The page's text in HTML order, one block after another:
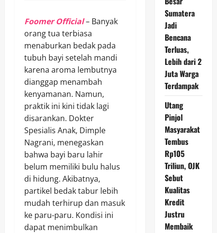
Foomer Official– Banyak
orang tua terbiasa
menaburkan bedak pada
tubuh bayi setelah mandi
karena aroma lembutnya
dianggap menambah
kenyamanan. Namun,
praktik ini kini tidak lagi
disarankan. Dokter
Spesialis Anak, Dimple
Nagrani, menegaskan
bahwa bayi baru lahir
belum memiliki bulu halus
di hidung. Akibatnya,
partikel bedak tabur lebih
mudah terhirup dan masuk
ke paru-paru. Kondisi ini
dapat menimbulkan
Sumatera
Jadi
Bencana
Terluas,
Lebih dari 2
Juta Warga
Terdampak
Utang
Pinjol
Masyarakat
Tembus
Rp105
Triliun, OJK
Sebut
Kualitas
Kredit
Justru
Membaik